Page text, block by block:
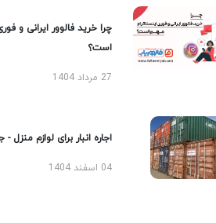
چرا خرید فالوور ایرانی و
است؟
27 مرداد 1404
اجاره انبار برای لوازم منزل -
04 اسفند 1404